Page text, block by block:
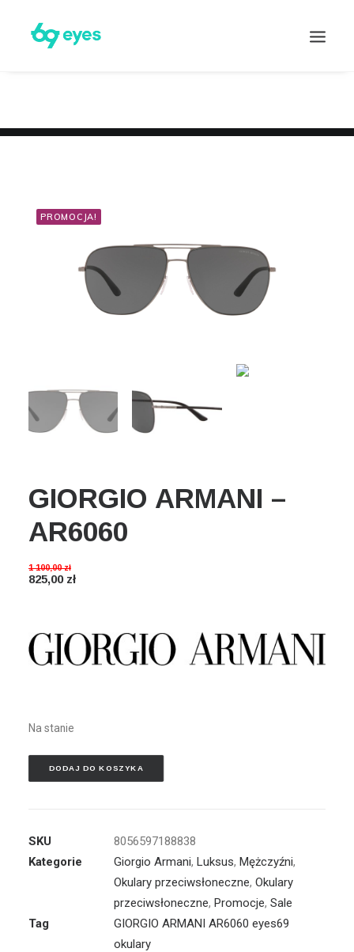
Wyszukiwanie
Koszyk
PROMOCJA!
GIORGIO ARMANI –
AR6060
1 100,00zł
825,00 zł
Na stanie
DODAJ DO KOSZYKA
SKU
8056597188838
Kategorie
Giorgio Armani, Luksus, Mężczyźni,
Okulary przeciwsłoneczne, Okulary
przeciwsłoneczne, Promocje, Sale
Tag
GIORGIO ARMANI AR6060 eyes69
okulary